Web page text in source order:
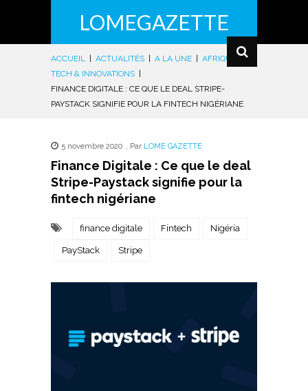
LOMEGAZETTE
ACCUEIL ACTUALITÉS A LA UNE AFRIQUE
|
TECH & INNOVATIONS
FINANCE DIGITALE : CE QUE LE DEAL STRIPE-
PAYSTACK SIGNIFIE POUR LA FINTECH NIGÉRIANE
5 novembre 2020 , Par LOME GAZETTE
Finance Digitale : Ce que le deal
Stripe-Paystack signifie pour la
fintech nigériane
finance digitale Fintech Nigéria
PayStack Stripe